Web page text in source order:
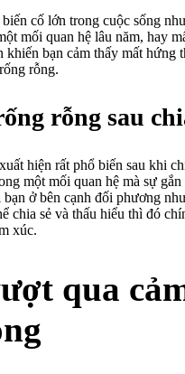
cố lớn trong cuộc sống
mối quan hệ lâu năm, hay
khiến bạn cảm thấy mất hứng
rỗng.
rỗng sau
hiện rất phổ biến sau khi
một mối quan hệ mà sự
ở bên cạnh đối phương
chia sẻ và thấu hiểu thì đó
xúc.
qua